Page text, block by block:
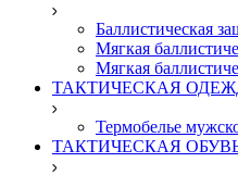
Баллистическая
Мягкая
Мягкая
ТАКТИЧЕСКАЯ
Термобелье
ТАКТИЧЕСКАЯ